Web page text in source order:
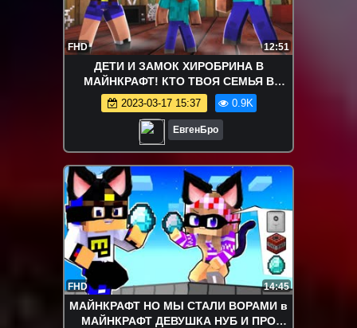
FHD 12:51
ДЕТИ И ЗАМОК ХИРОБРИНА В
МАЙНКРАФТ! КТО ТВОЯ СЕМЬЯ В
MINECRAFT! WHO'S YOUR FAMILY
ROLEPLAY
2023-03-17 15:37 0.9K
ЕвгенБро
FHD 14:45
МАЙНКРАФТ НО МЫ СТАЛИ ВОРАМИ в
МАЙНКРАФТ ДЕВУШКА НУБ И ПРО